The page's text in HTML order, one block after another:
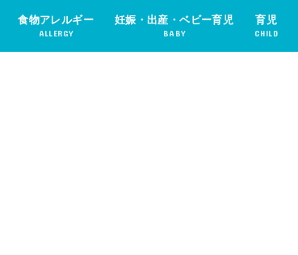
食物アレルギー
ALLERGY
妊娠・出産・ベビー育児
BABY
育児
CHILD